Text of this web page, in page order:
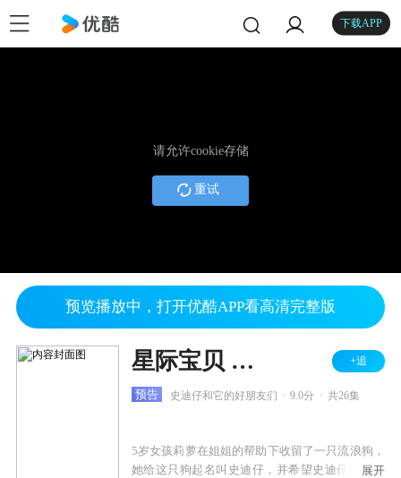
下载APP
请允许cookie存储
重试
预览播放中，打开优酷APP看高清完整版
星际宝贝 第二季 +追
预告 史迪仔和它的好朋友们 9.0分 共26集
5岁女孩莉萝在姐姐的帮助下收留了一只流浪狗，
她给这只狗起名叫史迪仔，并希望史迪仔能够给
展开